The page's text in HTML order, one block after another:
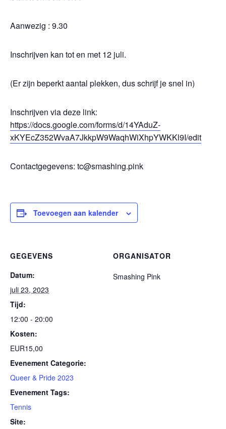
Aanwezig : 9.30
Inschrijven kan tot en met 12 juli.
(Er zijn beperkt aantal plekken, dus schrijf je snel in)
Inschrijven via deze link:
https://docs.google.com/forms/d/14YAduZ-
xKYEcZ352WvaA7JkkpW9WaqhWiXhpYWKKl9I/edit
Contactgegevens: tc@smashing.pink
Toevoegen aan kalender
GEGEVENS
Datum:
juli 23, 2023
Tijd:
12:00 - 20:00
Kosten:
EUR15,00
Evenement Categorie:
Queer & Pride 2023
Evenement Tags:
Tennis
Site:
ORGANISATOR
Smashing Pink